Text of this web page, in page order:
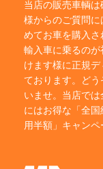
当店の販売車輌
様からのご質問
めてお車を購入さ
輸入車に乗るの
けます様に正規
ております。ど
いませ。当店で
にはお得な「全
用半額」キャン